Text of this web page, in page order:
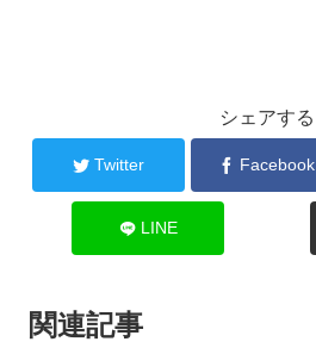
シェアする
Twitter Facebook
LINE
関連記事